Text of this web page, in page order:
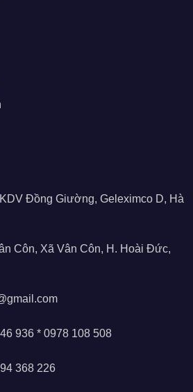
Đồng Giường, Geleximco D, Hà
Côn, Xã Vân Côn, H. Hoài Đức,
936 * 0978 108 508
368 226